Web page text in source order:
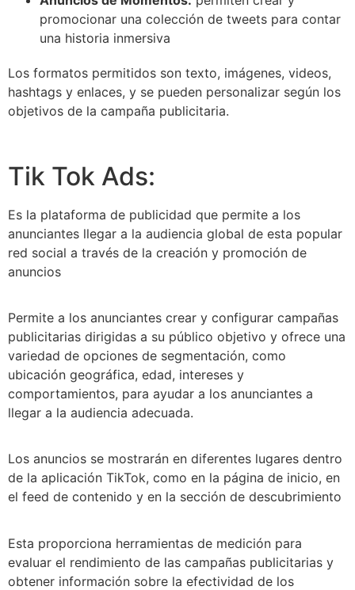
promocionar una colección de tweets para contar
una historia inmersiva
Los formatos permitidos son texto, imágenes, videos,
hashtags y enlaces, y se pueden personalizar según los
objetivos de la campaña publicitaria.
Tik Tok Ads:
Es la plataforma de publicidad que permite a los
anunciantes llegar a la audiencia global de esta popular
red social a través de la creación y promoción de
anuncios
Permite a los anunciantes crear y configurar campañas
publicitarias dirigidas a su público objetivo y ofrece una
variedad de opciones de segmentación, como
ubicación geográfica, edad, intereses y
comportamientos, para ayudar a los anunciantes a
llegar a la audiencia adecuada.
Los anuncios se mostrarán en diferentes lugares dentro
de la aplicación TikTok, como en la página de inicio, en
el feed de contenido y en la sección de descubrimiento
Esta proporciona herramientas de medición para
evaluar el rendimiento de las campañas publicitarias y
obtener información sobre la efectividad de los